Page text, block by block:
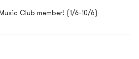
Club member! (1/6-10/6)